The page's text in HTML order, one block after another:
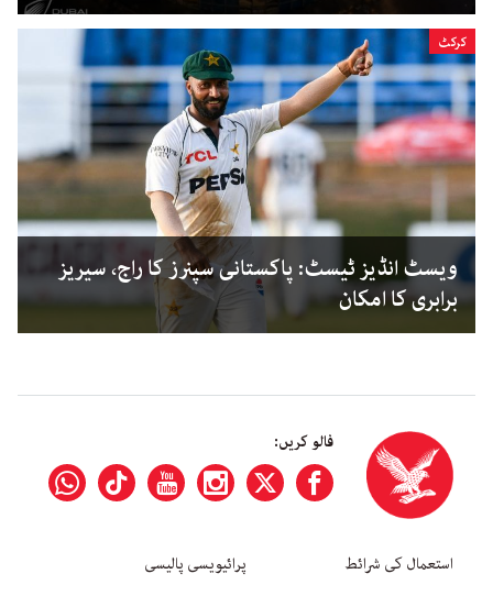
کرکٹ
ویسٹ انڈیز ٹیسٹ: پاکستانی سپنرز کا راج، سیریز
برابری کا امکان
فالو کریں:
استعمال کی شرائط پرائیویسی پالیسی